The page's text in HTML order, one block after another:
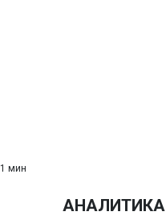
1 мин
АНАЛИТИКА